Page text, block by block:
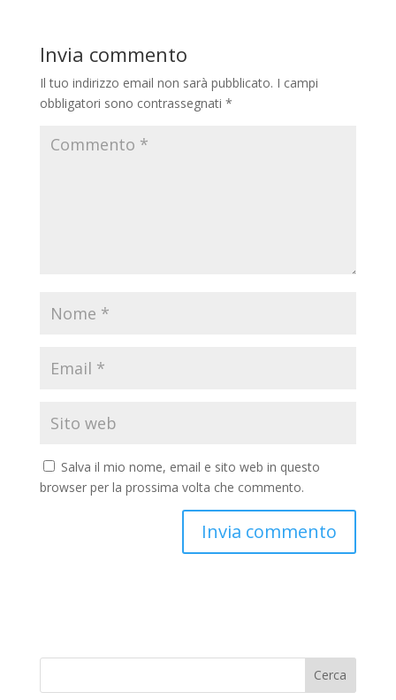
Invia commento
Il tuo indirizzo email non sarà pubblicato. I campi
obbligatori sono contrassegnati *
Salva il mio nome, email e sito web in questo
browser per la prossima volta che commento.
Cerca